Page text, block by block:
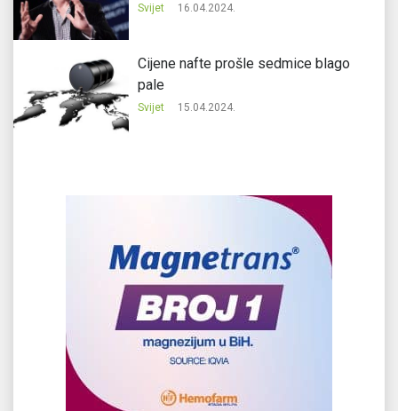
Svijet 16.04.2024.
Cijene nafte prošle sedmice blago
pale
Svijet 15.04.2024.